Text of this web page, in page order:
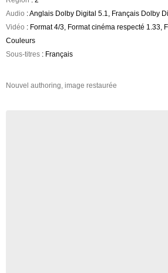
Audio : Anglais Dolby Digital 5.1, Français Dolby
Vidéo : Format 4/3, Format cinéma respecté 1.33,
Couleurs
Sous-titres : Français
Nouvel authoring, image restaurée